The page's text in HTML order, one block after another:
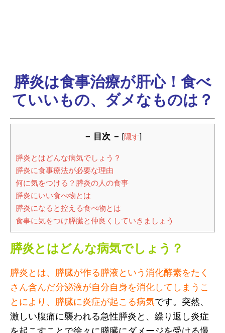
膵炎は食事治療が肝心！食べ
ていいもの、ダメなものは？
－ 目次 － [隠す]
膵炎とはどんな病気でしょう？
膵炎に食事療法が必要な理由
何に気をつける？膵炎の人の食事
膵炎にいい食べ物とは
膵炎になると控える食べ物とは
食事に気をつけ膵臓と仲良くしていきましょう
膵炎とはどんな病気でしょう？
膵炎とは、膵臓が作る膵液という消化酵素をたく
さん含んだ分泌液が自分自身を消化してしまうこ
とにより、膵臓に炎症が起こる病気です。突然、
激しい腹痛に襲われる急性膵炎と、繰り返し炎症
を起こすことで徐々に膵臓にダメージを受ける慢